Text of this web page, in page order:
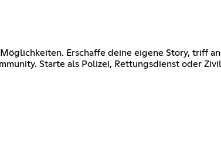
Erschaffe deine eigene Story, triff
Starte als Polizei, Rettungsdienst oder